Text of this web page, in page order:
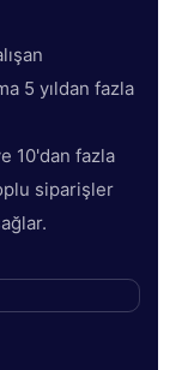
5 yıldan fazla
10'dan fazla
siparişler